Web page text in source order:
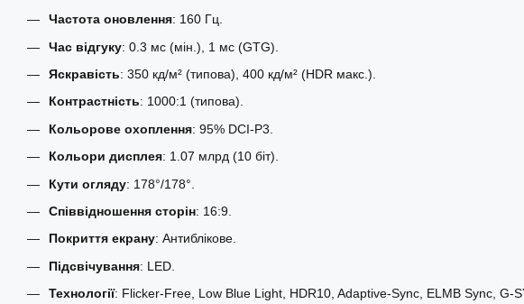
Частота оновлення: 160 Гц.
Час відгуку: 0.3 мс (мін.), 1 мс (GTG).
Яскравість: 350 кд/м² (типова), 400 кд/м² (HDR макс.).
Контрастність: 1000:1 (типова).
Кольорове охоплення: 95% DCI-P3.
Кольори дисплея: 1.07 млрд (10 біт).
Кути огляду: 178°/178°.
Співвідношення сторін: 16:9.
Покриття екрану: Антиблікове.
Підсвічування: LED.
Технології: Flicker-Free, Low Blue Light, HDR10, Adaptive-Sync, ELMB Sync,